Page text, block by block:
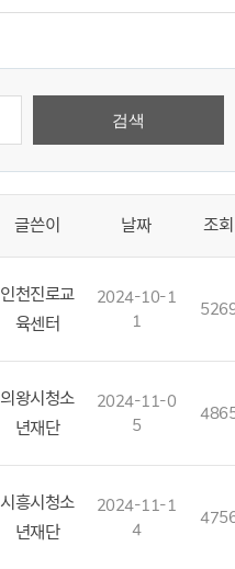
글쓴이 날짜 조회
인천진로교
육센터
2024-10-1
1
의왕시청소
년재단
2024-11-0
5
시흥시청소
년재단
2024-11-1
4